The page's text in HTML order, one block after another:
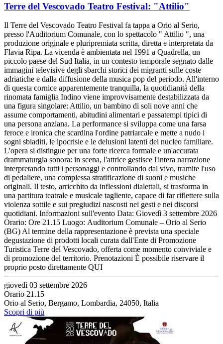
Terre del Vescovado Teatro Festival: "Attilio"
Il Terre del Vescovado Teatro Festival fa tappa a Orio al Serio,
presso l'Auditorium Comunale, con lo spettacolo " Attilio ", una
produzione originale e pluripremiata scritta, diretta e interpretata da
Flavia Ripa. La vicenda è ambientata nel 1991 a Quadrella, un
piccolo paese del Sud Italia, in un contesto temporale segnato dalle
immagini televisive degli sbarchi storici dei migranti sulle coste
adriatiche e dalla diffusione della musica pop del periodo. All'interno
di questa cornice apparentemente tranquilla, la quotidianità della
rinomata famiglia Indino viene improvvisamente destabilizzata da
una figura singolare: Attilio, un bambino di soli nove anni che
assume comportamenti, abitudini alimentari e passatempi tipici di
una persona anziana. La performance si sviluppa come una farsa
feroce e ironica che scardina l'ordine patriarcale e mette a nudo i
sogni sbiaditi, le ipocrisie e le delusioni latenti del nucleo familiare.
L'opera si distingue per una forte ricerca formale e un'accurata
drammaturgia sonora: in scena, l'attrice gestisce l'intera narrazione
interpretando tutti i personaggi e controllando dal vivo, tramite l'uso
di pedaliere, una complessa stratificazione di suoni e musiche
originali. Il testo, arricchito da inflessioni dialettali, si trasforma in
una partitura teatrale e musicale tagliente, capace di far riflettere sulla
violenza sottile e sui pregiudizi nascosti nei gesti e nei discorsi
quotidiani. Informazioni sull'evento Data: Giovedì 3 settembre 2026
Orario: Ore 21.15 Luogo: Auditorium Comunale – Orio al Serio
(BG) Al termine della rappresentazione è prevista una speciale
degustazione di prodotti locali curata dall'Ente di Promozione
Turistica Terre del Vescovado, offerta come momento conviviale e
di promozione del territorio. Prenotazioni È possibile riservare il
proprio posto direttamente QUI
giovedì 03 settembre 2026
Orario 21.15
Orio al Serio, Bergamo, Lombardia, 24050, Italia
Scopri di più